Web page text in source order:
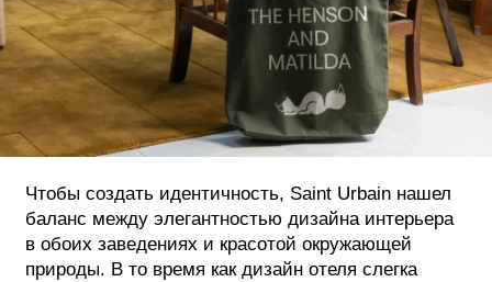
Чтобы создать идентичность, Saint Urbain нашел
баланс между элегантностью дизайна интерьера
в обоих заведениях и красотой окружающей
природы. В то время как дизайн отеля слегка